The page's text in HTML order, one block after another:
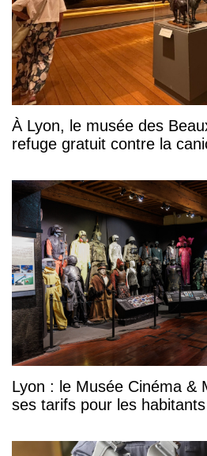
À Lyon, le musée des
refuge gratuit contre la
Lyon : le Musée Cinéma &
ses tarifs pour les